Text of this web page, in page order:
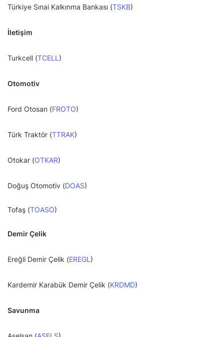
Türkiye Sınai Kalkınma Bankası (TSKB)
İletişim
Turkcell (TCELL )
Otomotiv
Ford Otosan (FROTO)
Türk Traktör (TTRAK)
Otokar (OTKAR)
Doğuş Otomotiv (DOAS)
Tofaş (TOASO)
Demir Çelik
Ereğli Demir Çelik (EREGL )
Kardemir Karabük Demir Çelik (KRDMD)
Savunma